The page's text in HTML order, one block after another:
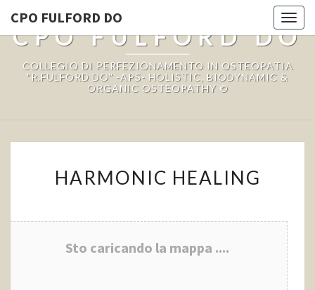
CPO FULFORD DO
CPO FULFORD DO
COLLEGIO DI PERFEZIONAMENTO IN OSTEOPATIA
"R.FULFORD DO" -APS- HOLISTIC, BIODYNAMIC &
ORGANIC OSTEOPATHY ©
HEALING
HARMONIC HEALING
Sto caricando la mappa ....